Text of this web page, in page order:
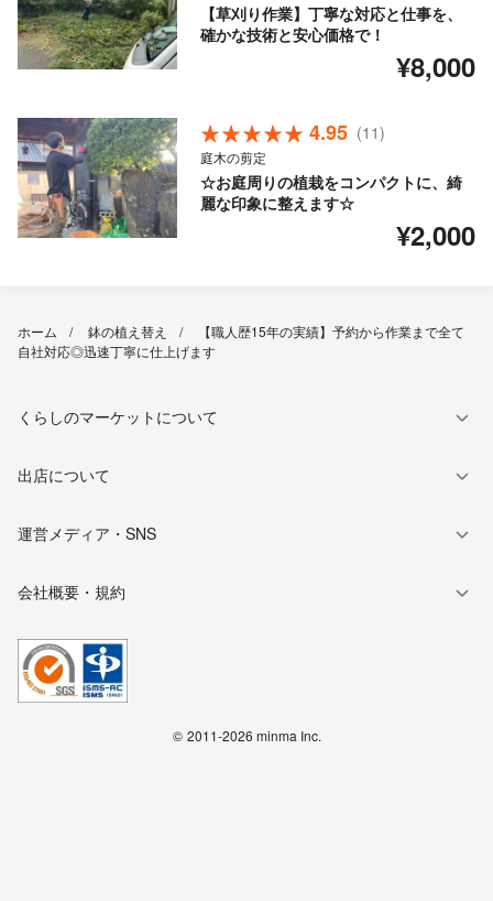
【草刈り作業】丁寧な対応と仕事を、
確かな技術と安心価格で！
¥8,000
4.95 (11)
庭木の剪定
☆お庭周りの植栽をコンパクトに、綺
麗な印象に整えます☆
¥2,000
ホーム 鉢の植え替え
【職人歴15年の実績】予約から作業まで全て
自社対応◎迅速丁寧に仕上げます
くらしのマーケットについて
出店について
運営メディア・SNS
会社概要・規約
© 2011-2026 minma Inc.